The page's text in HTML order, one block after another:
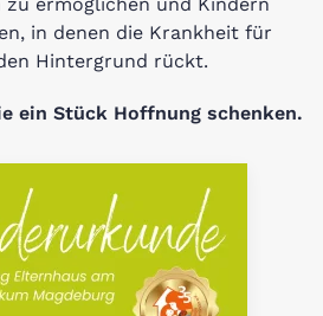
in denen die Krankheit für
Hintergrund rückt.
ein Stück Hoffnung schenken.